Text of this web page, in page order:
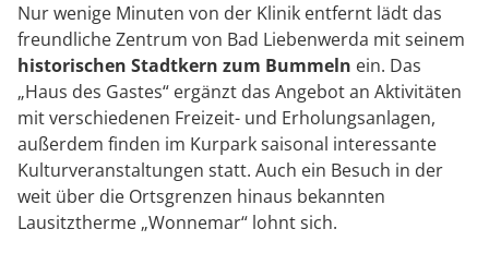
Nur wenige Minuten von der Klinik entfernt lädt das
freundliche Zentrum von Bad Liebenwerda mit seinem
historischen Stadtkern zum Bummeln ein. Das
„Haus des Gastes“ ergänzt das Angebot an Aktivitäten
mit verschiedenen Freizeit- und Erholungsanlagen,
außerdem finden im Kurpark saisonal interessante
Kulturveranstaltungen statt. Auch ein Besuch in der
weit über die Ortsgrenzen hinaus bekannten
Lausitztherme „Wonnemar“ lohnt sich.